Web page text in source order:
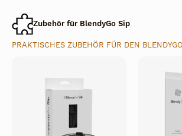
Zubehör für BlendyGo Sip
PRAKTISCHES ZUBEHÖR FÜR DEN